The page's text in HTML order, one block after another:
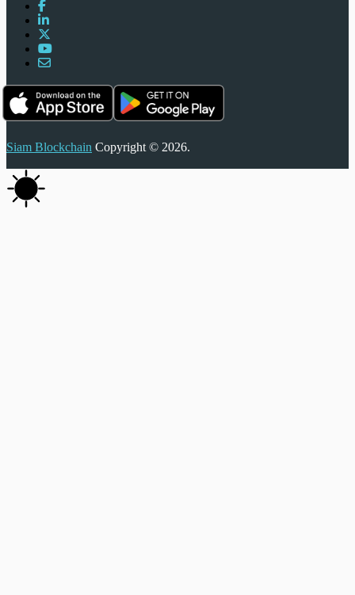
Siam Blockchain Copyright © 2026.